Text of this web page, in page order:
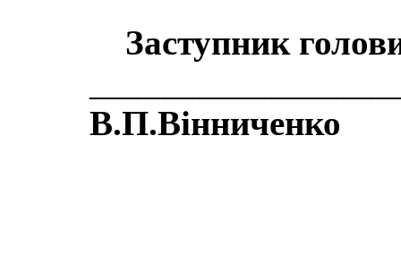
Заступник
В.П.Вінниченко